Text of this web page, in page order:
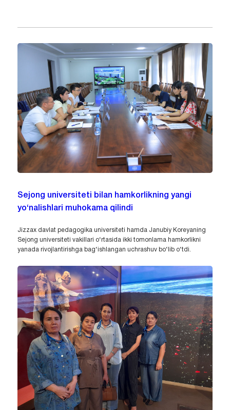
Sejong universiteti bilan hamkorlikning yangi
yo‘nalishlari muhokama qilindi
Jizzax davlat pedagogika universiteti hamda Janubiy Koreyaning
Sejong universiteti vakillari o‘rtasida ikki tomonlama hamkorlikni
yanada rivojlantirishga bag‘ishlangan uchrashuv bo‘lib o‘tdi.